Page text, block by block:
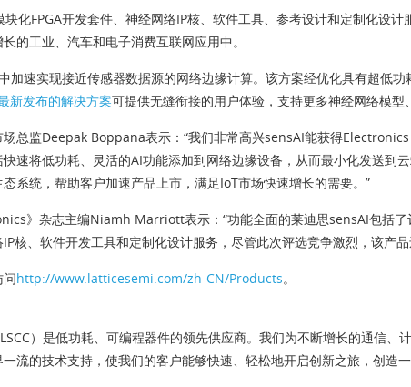
化FPGA开发套件、神经网络IP核、软件工具、参考设计和定制化设
的工业、汽车和电子消费互联网应用中。
加速实现接近传感器数据源的网络边缘计算。该方案经优化具有超低
新发布的解决方案可提供无缝衔接的用户体验，支持更多神经网络模型
总监Deepak Boppana表示：“我们非常高兴sensAI能获得
速将低功耗、灵活的AI功能添加到网络边缘设备，从而最小化发送
系统，帮助客户加速产品上市，满足IoT市场快速增长的需要。”
》杂志主编Niamh Marriott表示：“功能全面的莱迪思sensAI包括
核、软件开发工具和定制化设计服务，尽管此次评选竞争激烈，该产
问http://www.latticesemi.com/zh-CN/Products。
）是低功耗、可编程器件的领先供应商。我们为不断增长的通信
流的技术支持，使我们的客户能够快速、轻松地开启创新之旅，创造